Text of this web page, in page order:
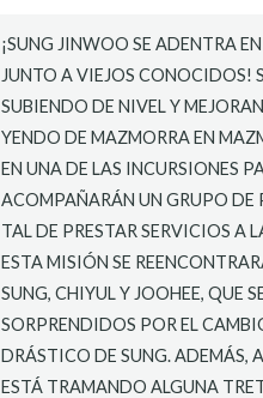
¡SUNG JINWOO SE ADENTRA
JUNTO A VIEJOS CONOCIDOS!
SUBIENDO DE NIVEL Y
YENDO DE MAZMORRA EN
EN UNA DE LAS INCURSIONES
ACOMPAÑARÁN UN GRUPO DE
TAL DE PRESTAR SERVICIOS A
ESTA MISIÓN SE
SUNG, CHIYUL Y JOOHEE, QUE
SORPRENDIDOS POR EL
DRÁSTICO DE SUNG. ADEMÁS,
ESTÁ TRAMANDO ALGUNA